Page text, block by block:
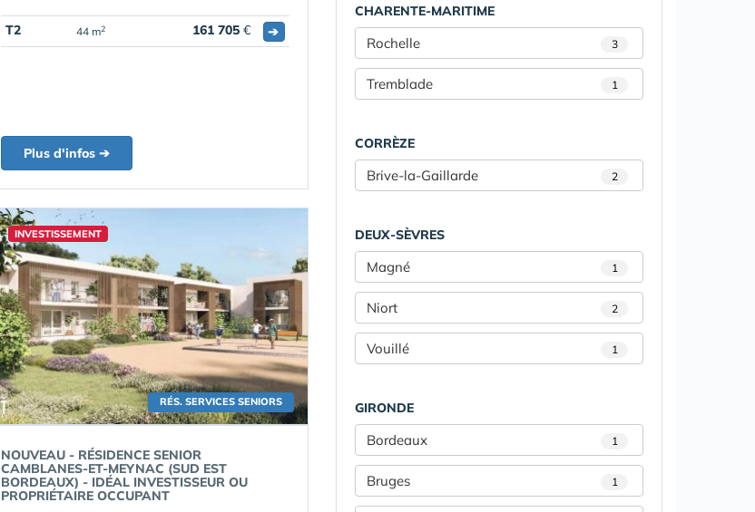
T2 44 m2 161 705 € ➔
Plus d'infos ➔
RÉS. SERVICES SENIORS
INVESTISSEMENT
NOUVEAU - RÉSIDENCE SENIOR
CAMBLANES-ET-MEYNAC (SUD EST
BORDEAUX) - IDÉAL INVESTISSEUR OU
PROPRIÉTAIRE OCCUPANT
CHARENTE-MARITIME
Rochelle 3
Tremblade 1
CORRÈZE
Brive-la-Gaillarde 2
DEUX-SÈVRES
Magné 1
Niort 2
Vouillé 1
GIRONDE
Bordeaux 1
Bruges 1